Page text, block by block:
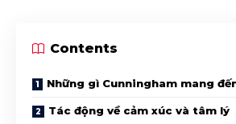
Contents
Những gì Cunningham mang
Tác động về cảm xúc và tâm lý